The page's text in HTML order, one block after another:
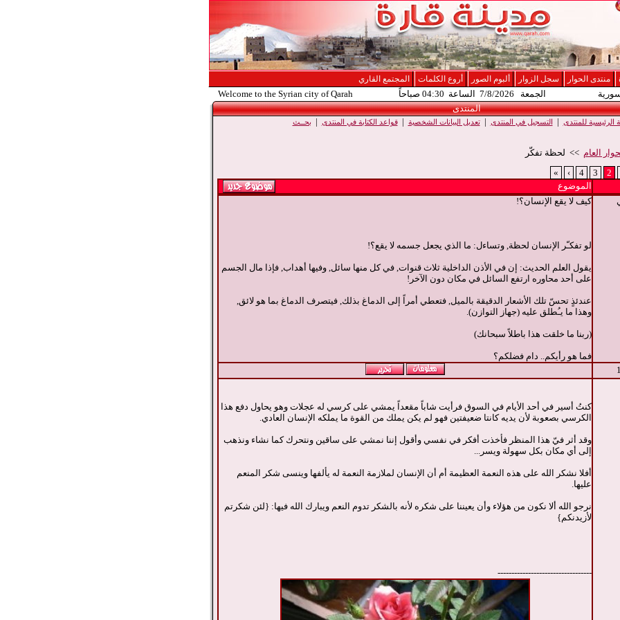
منتدى الحوار سجل الزوار ألبوم الصور أروع الكلمات المجتمع القاري
الجمعة 7/8/2026 الساعة 04:30 صباحاً
Welcome to the Syrian city of Qarah
المنتدى
الرئيسية للمنتدى | التسجيل في المنتدى |تعديل البيانات الشخصية |قواعد الكتابة في المنتدى | بحــث
العام >> لحظة تفكّر
2
3
4
›
»
الموضوع
كيف لا يقع الإنسان؟!
لو تفكـّر الإنسان لحظة, وتساءل: ما الذي يجعل جسمه لا يقع؟!
يقول العلم الحديث: إن في الأذن الداخلية ثلاث قنوات, في كل منها سائل, وفيها أهداب, فإذا مال الجسم
على أحد محاوره ارتفع السائل في مكان دون الآخر!
عندئذٍ تحسّ تلك الأشعار الدقيقة بالميل, فتعطي أمراً إلى الدماغ بذلك, فيتصرف الدماغ بما هو لائق,
وهذا ما يـُطلق عليه (جهاز التوازن).
(ربنا ما خلقت هذا باطلاً سبحانك)
فما هو رأيكم.. دام فضلكم؟
كنتُ أسير في أحد الأيام في السوق فرأيت شاباً مقعداً يمشي على كرسي له عجلات وهو يحاول دفع هذا
الكرسي بصعوبة لأن يديه كانتا ضعيفتين فهو لم يكن يملك من القوة ما يملكه الإنسان العادي.
وقد أثر فيّ هذا المنظر فأخذت أفكر في نفسي وأقول إننا نمشي على ساقين ونتحرك كما نشاء ونذهب
إلى أي مكان بكل سهولة ويسر...
أفلا نشكر الله على هذه النعمة العظيمة أم أن الإنسان لملازمة النعمة له يألفها وينسى شكر المنعم
عليها.
نرجو الله ألا نكون من هؤلاء وأن يعيننا على شكره لأنه بالشكر تدوم النعم ويبارك الله فيها: {لئن شكرتم
لأزيدنكم}
----------------------------------